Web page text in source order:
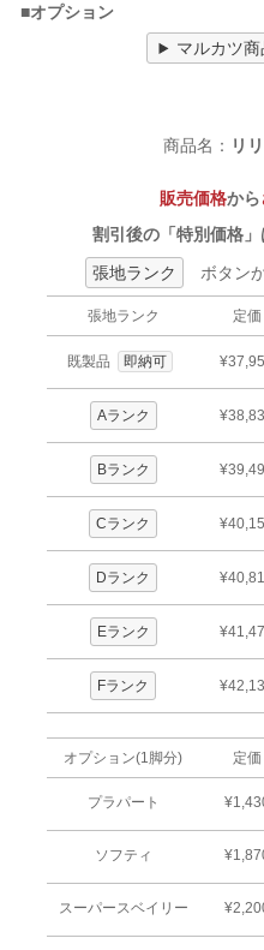
■オプション
マルカツ
商品名： リ
販売価格から
割引後の「特別価格
張地ランク
ボタン
張地ランク 定価
既製品 即納可
Aランク
Bランク
Cランク
Dランク
Eランク
Fランク
オプション(1脚分) 定価
プラパート
ソフティ
スーパースベイリー